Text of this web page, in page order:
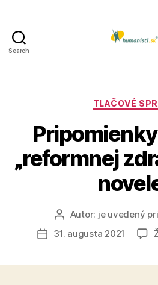
Search
TLAČOVÉ
Pripomienky
„reformnej
Autor
článku
Autor: je uvedený
Dátum
31. augusta 2021